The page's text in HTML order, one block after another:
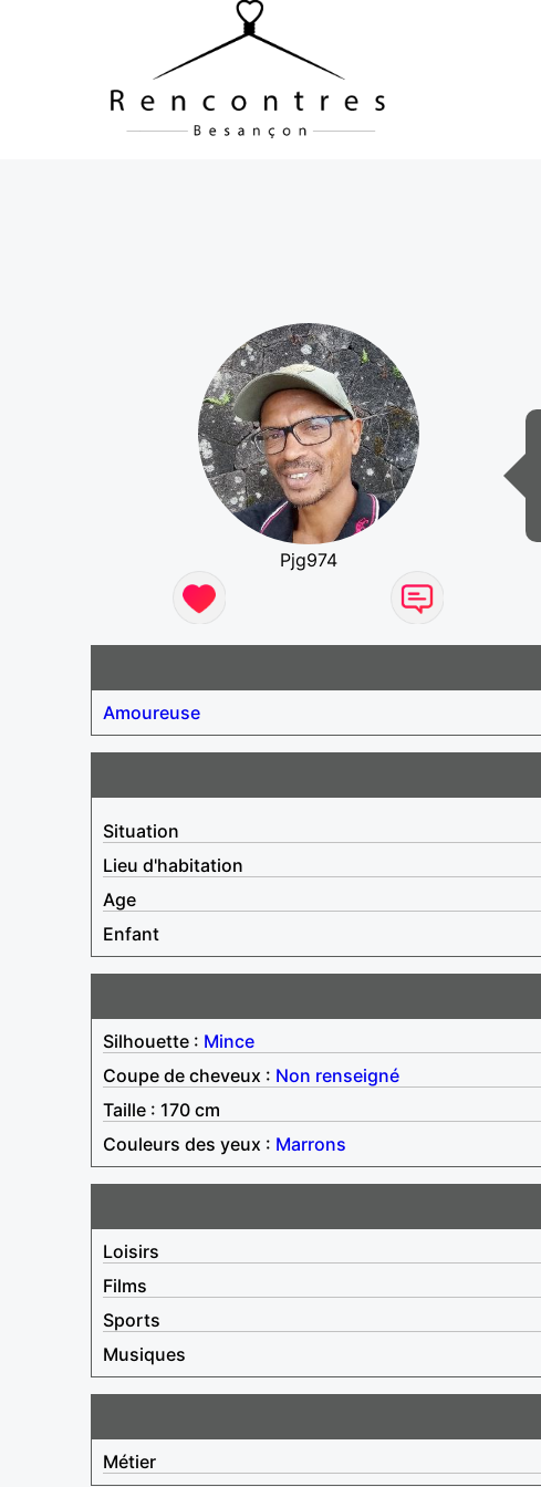
Pjg974
Amoureuse
Situation
Lieu d'habitation
Age
Enfant
Silhouette : Mince
Coupe de cheveux : Non renseigné
Taille : 170 cm
Couleurs des yeux : Marrons
Loisirs
Films
Sports
Musiques
Métier